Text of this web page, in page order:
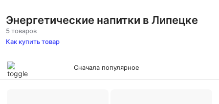
Энергетические напитки в Липецке
5 товаров
Как купить товар
Сначала популярное